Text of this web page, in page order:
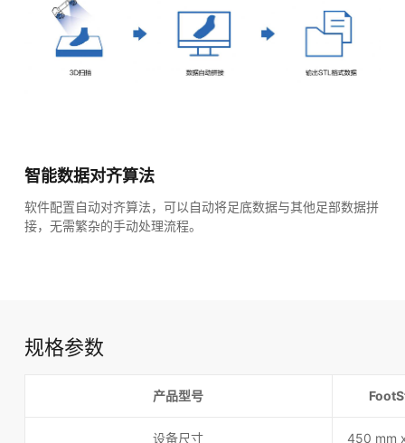
智能数据对齐算法
软件配置自动对齐算法，可以自动将足底数据与其他足部数据拼
接，无需繁杂的手动处理流程。
规格参数
产品型号
设备尺寸 450 mm